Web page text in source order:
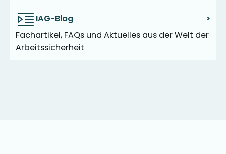
IAG-Blog
>
Fachartikel, FAQs und Aktuelles aus der Welt der
Arbeitssicherheit